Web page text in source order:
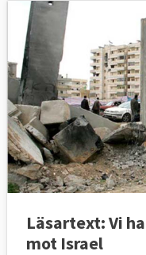
Läsartext:Vi
mot Israel